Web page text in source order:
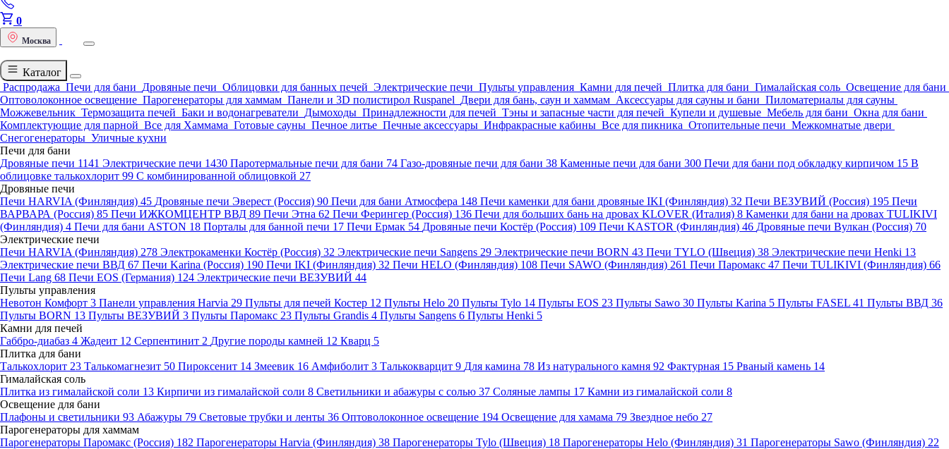
0
Москва
Каталог
Распродажа Печи для бани Дровяные печи Облицовки для банных печей Электрические печи Пульты управления Камни для печей Плитка для бани Гималайская соль Освещение для бани
Оптоволоконное освещение Парогенераторы для хаммам Панели и 3D полистирол Ruspanel Двери для бань, саун и хаммам Аксессуары для сауны и бани Пиломатериалы для сауны
Можжевельник Термозащита печей Баки и водонагреватели Дымоходы Принадлежности для печей Тэны и запасные части для печей Купели и душевые Мебель для бани Окна для бани
Комплектующие для парной Все для Хаммама Готовые сауны Печное литье Печные аксессуары Инфракрасные кабины Все для пикника Отопительные печи Межкомнатые двери
Снегогенераторы Уличные кухни
Печи для бани
Дровяные печи 1141 Электрические печи 1430 Паротермальные печи для бани 74 Газо-дровяные печи для бани 38 Каменные печи для бани 300 Печи для бани под обкладку кирпичом 15 В
облицовке талькохлорит 99 С комбинированной облицовкой 27
Дровяные печи
Печи HARVIA (Финляндия) 45 Дровяные печи Эверест (Россия) 90 Печи для бани Атмосфера 148 Печи каменки для бани дровяные IKI (Финляндия) 32 Печи ВЕЗУВИЙ (Россия) 195 Печи
ВАРВАРА (Россия) 85 Печи ИЖКОМЦЕНТР ВВД 89 Печи Этна 62 Печи Ферингер (Россия) 136 Печи для больших бань на дровах KLOVER (Италия) 8 Каменки для бани на дровах TULIKIVI
(Финляндия) 4 Печи для бани ASTON 18 Порталы для банной печи 17 Печи Ермак 54 Дровяные печи Костёр (Россия) 109 Печи KASTOR (Финляндия) 46 Дровяные печи Вулкан (Россия) 70
Электрические печи
Печи HARVIA (Финляндия) 278 Электрокаменки Костёр (Россия) 32 Электрические печи Sangens 29 Электрические печи BORN 43 Печи TYLO (Швеция) 38 Электрические печи Henki 13
Электрические печи ВВД 67 Печи Karina (Россия) 190 Печи IKI (Финляндия) 32 Печи HELO (Финляндия) 108 Печи SAWO (Финляндия) 261 Печи Паромакс 47 Печи TULIKIVI (Финляндия) 66
Печи Lang 68 Печи EOS (Германия) 124 Электрические печи ВЕЗУВИЙ 44
Пульты управления
Невотон Комфорт 3 Панели управления Harvia 29 Пульты для печей Костер 12 Пульты Helo 20 Пульты Tylo 14 Пульты EOS 23 Пульты Sawo 30 Пульты Karina 5 Пульты FASEL 41 Пульты ВВД 36
Пульты BORN 13 Пульты ВЕЗУВИЙ 3 Пульты Паромакс 23 Пульты Grandis 4 Пульты Sangens 6 Пульты Henki 5
Камни для печей
Габбро-диабаз 4 Жадеит 12 Серпентинит 2 Другие породы камней 12 Кварц 5
Плитка для бани
Талькохлорит 23 Талькомагнезит 50 Пироксенит 14 Змеевик 16 Амфиболит 3 Талькокварцит 9 Для камина 78 Из натурального камня 92 Фактурная 15 Рваный камень 14
Гималайская соль
Плитка из гималайской соли 13 Кирпичи из гималайской соли 8 Светильники и абажуры с солью 37 Соляные лампы 17 Камни из гималайской соли 8
Освещение для бани
Плафоны и светильники 93 Абажуры 79 Световые трубки и ленты 36 Оптоволоконное освещение 194 Освещение для хамама 79 Звездное небо 27
Парогенераторы для хаммам
Парогенераторы Паромакс (Россия) 182 Парогенераторы Harvia (Финляндия) 38 Парогенераторы Tylo (Швеция) 18 Парогенераторы Helo (Финляндия) 31 Парогенераторы Sawo (Финляндия) 22